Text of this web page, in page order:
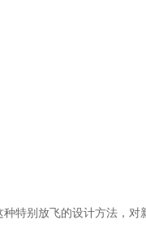
特别放飞的设计方法，